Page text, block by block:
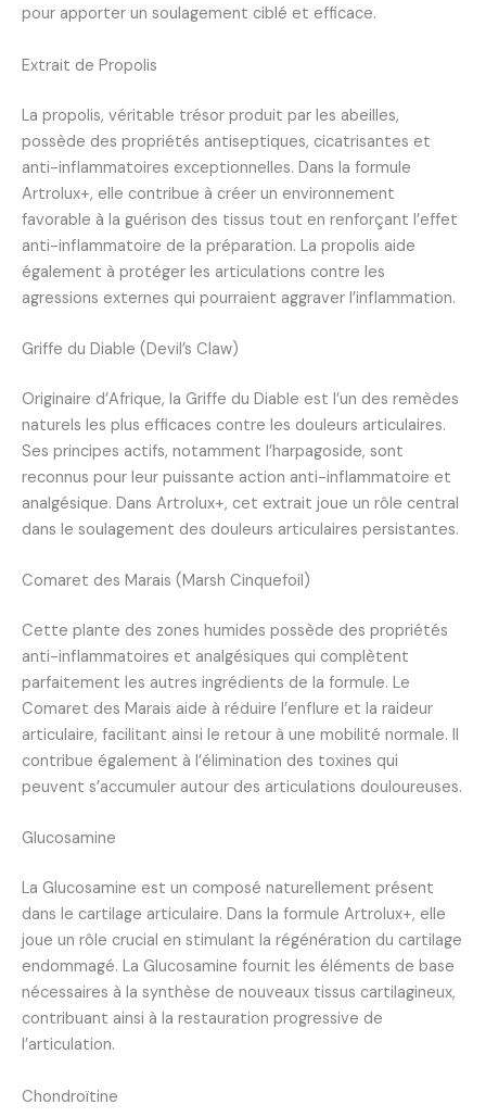
pour apporter un soulagement ciblé et efficace.
Extrait de Propolis
La propolis, véritable trésor produit par les abeilles,
possède des propriétés antiseptiques, cicatrisantes et
anti-inflammatoires exceptionnelles. Dans la formule
Artrolux+, elle contribue à créer un environnement
favorable à la guérison des tissus tout en renforçant l’effet
anti-inflammatoire de la préparation. La propolis aide
également à protéger les articulations contre les
agressions externes qui pourraient aggraver l’inflammation.
Griffe du Diable (Devil’s Claw)
Originaire d’Afrique, la Griffe du Diable est l’un des remèdes
naturels les plus efficaces contre les douleurs articulaires.
Ses principes actifs, notamment l’harpagoside, sont
reconnus pour leur puissante action anti-inflammatoire et
analgésique. Dans Artrolux+, cet extrait joue un rôle central
dans le soulagement des douleurs articulaires persistantes.
Comaret des Marais (Marsh Cinquefoil)
Cette plante des zones humides possède des propriétés
anti-inflammatoires et analgésiques qui complètent
parfaitement les autres ingrédients de la formule. Le
Comaret des Marais aide à réduire l’enflure et la raideur
articulaire, facilitant ainsi le retour à une mobilité normale. Il
contribue également à l’élimination des toxines qui
peuvent s’accumuler autour des articulations douloureuses.
Glucosamine
La Glucosamine est un composé naturellement présent
dans le cartilage articulaire. Dans la formule Artrolux+, elle
joue un rôle crucial en stimulant la régénération du cartilage
endommagé. La Glucosamine fournit les éléments de base
nécessaires à la synthèse de nouveaux tissus cartilagineux,
contribuant ainsi à la restauration progressive de
l’articulation.
Chondroïtine